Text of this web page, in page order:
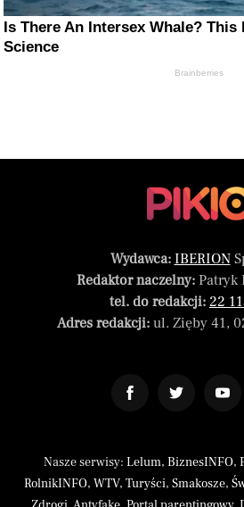
Is There An Intersex Whale?
Science
Brainberries
Wydawca: IBERION
Redaktor naczelny:Patryk
tel. do redakcji: 22
Adres redakcji:ul. Zięby 41,
Nasze serwisy: Lelum, BiznesINFO,
RolnikINFO, WTV, Turyści, Smakosze,